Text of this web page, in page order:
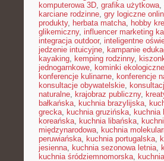
komputerowa 3D, grafika użytkowa,
karciane rodzinne, gry logiczne
produkty, herbata matcha, hobby
glikemiczny, influencer marketing
integracja outdoor, inteligentne
jedzenie intuicyjne, kampanie
kayaking, kemping rodzinny,
jednogarnkowe, kominki ekologiczne
konferencje kulinarne, konferencje
konsultacje obywatelskie,
naturalne, krajobraz publiczny,
bałkańska, kuchnia brazylijska,
grecka, kuchnia gruzińska, kuchnia
koreańska, kuchnia libańska,
międzynarodowa, kuchnia
peruwiańska, kuchnia portugalska,
jesienna, kuchnia sezonowa letnia,
kuchnia śródziemnomorska,